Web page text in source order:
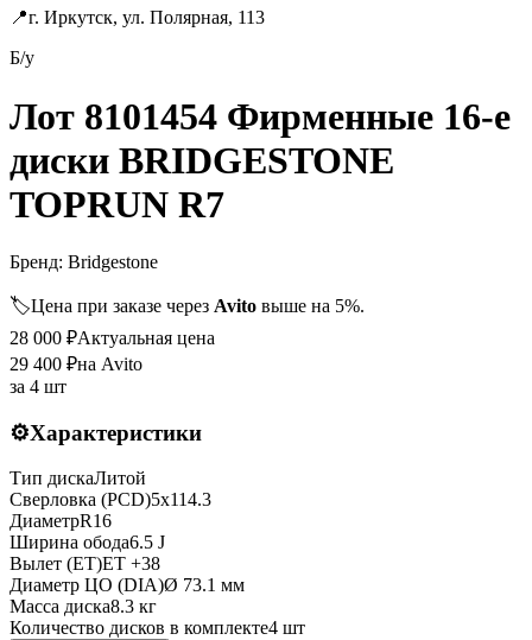
📍г. Иркутск, ул. Полярная, 113
Б/у
Лот 8101454 Фирменные 16-е
диски BRIDGESTONE
TOPRUN R7
Бренд: Bridgestone
🏷️Цена при заказе через Avito выше на 5%.
28 000 ₽Актуальная цена
29 400 ₽на Avito
за 4 шт
⚙️Характеристики
Тип дискаЛитой
Сверловка (PCD)5x114.3
ДиаметрR16
Ширина обода6.5 J
Вылет (ET)ET +38
Диаметр ЦО (DIA)Ø 73.1 мм
Масса диска8.3 кг
Количество дисков в комплекте4 шт